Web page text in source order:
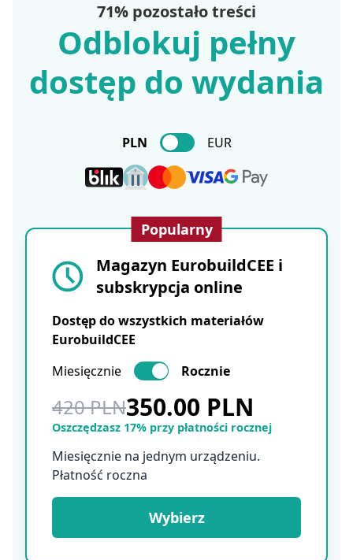
71% pozostało treści
Odblokuj pełny
dostęp do wydania
PLN EUR
Popularny
Magazyn EurobuildCEE i
subskrypcja online
Dostęp do wszystkich materiałów
EurobuildCEE
Miesięcznie
Rocznie
420 PLN350.00 PLN
Oszczędzasz 17% przy płatności rocznej
Miesięcznie na jednym urządzeniu.
Płatność roczna
Wybierz